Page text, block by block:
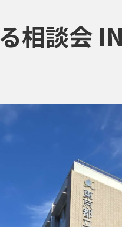
相談会